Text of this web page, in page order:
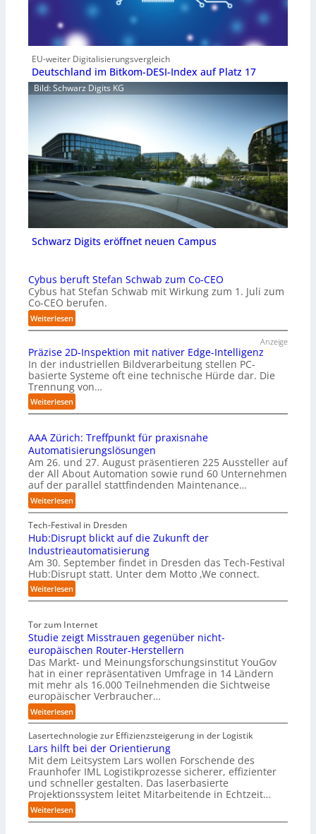
EU-weiter Digitalisierungsvergleich
Deutschland im Bitkom-DESI-Index auf Platz 17
Bild: Schwarz Digits KG
Schwarz Digits eröffnet neuen Campus
Cybus beruft Stefan Schwab zum Co-CEO
Cybus hat Stefan Schwab mit Wirkung zum 1. Juli zum
Co-CEO berufen.
Weiterlesen:
C
b
u
s
b
e
r
f
t
S
t
e
a
h
w
a
b
m
C
o
-
C
E
O
Anzeige
Präzise 2D-Inspektion mit nativer Edge-Intelligenz
In der industriellen Bildverarbeitung stellen PC-
basierte Systeme oft eine technische Hürde dar. Die
Trennung von…
Weiterlesen:
P
ä
z
i
s
e
2
D
n
s
p
e
k
t
o
n
m
i
t
n
a
t
i
v
e
r
E
d
g
e
-
AAA Zürich: Treffpunkt für praxisnahe
Automatisierungslösungen
Am 26. und 27. August präsentieren 225 Aussteller auf
der All About Automation sowie rund 60 Unternehmen
auf der parallel stattfindenden Maintenance…
Weiterlesen:
A
A
A
Z
ü
r
i
c
T
r
e
f
f
p
u
n
t
f
ü
r
p
r
a
x
Tech-Festival in Dresden
Hub:Disrupt blickt auf die Zukunft der
Industrieautomatisierung
Am 30. September findet in Dresden das Tech-Festival
Hub:Disrupt statt. Unter dem Motto ‚We connect.
Weiterlesen:
H
b
:
D
i
s
r
u
p
t
b
l
c
k
t
a
u
Tor zum Internet
Studie zeigt Misstrauen gegenüber nicht-
europäischen Router-Herstellern
Das Markt- und Meinungsforschungsinstitut YouGov
hat in einer repräsentativen Umfrage in 14 Ländern
mit mehr als 16.000 Teilnehmenden die Sichtweise
europäischer Verbraucher…
Weiterlesen:
S
t
u
d
i
e
z
e
i
Lasertechnologie zur Effizienzsteigerung in der Logistik
Lars hilft bei der Orientierung
Mit dem Leitsystem Lars wollen Forschende des
Fraunhofer IML Logistikprozesse sicherer, effizienter
und schneller gestalten. Das laserbasierte
Projektionssystem leitet Mitarbeitende in Echtzeit…
Weiterlesen:
L